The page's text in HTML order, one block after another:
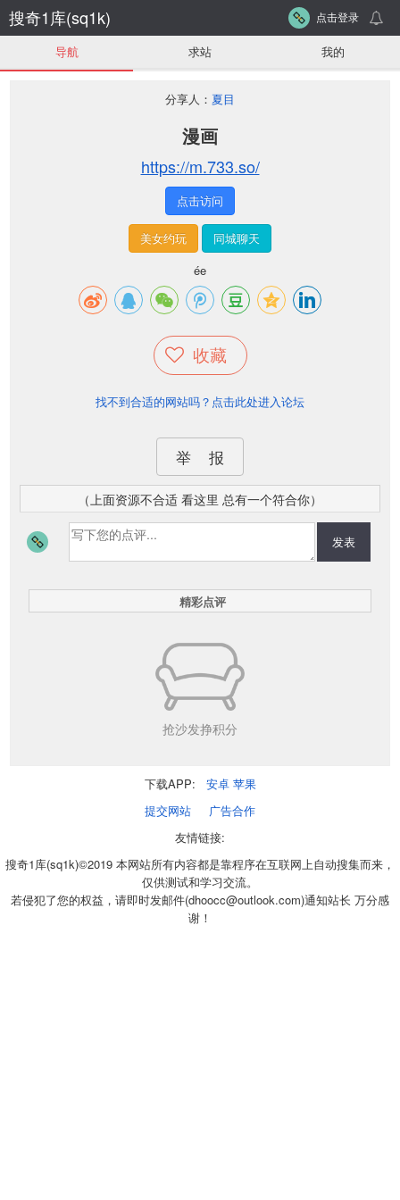
搜奇1库(sq1k) 点击登录
导航 求站 我的
分享人： 夏目
漫画
https://m.733.so/
点击访问
美女约玩
同城聊天
ée
收藏
找不到合适的网站吗？点击此处进入论坛
举 报
（上面资源不合适 看这里 总有一个符合你）
发表
精彩点评
抢沙发挣积分
下载APP: 安卓 苹果
提交网站
广告合作
友情链接:
搜奇1库(sq1k)©2019 本网站所有内容都是靠程序在互联网上自动搜集而来，
仅供测试和学习交流。
若侵犯了您的权益，请即时发邮件(dhoocc@outlook.com)通知站长 万分感
谢！